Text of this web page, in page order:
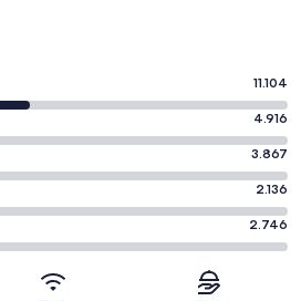
11.104
4.916
3.867
2.136
2.746